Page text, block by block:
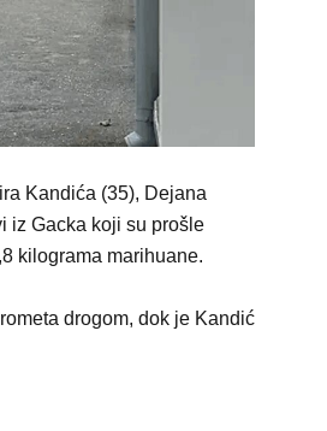
Kandića (35), Dejana
iz Gacka koji su prošle
kilograma marihuane.
drogom, dok je Kandić